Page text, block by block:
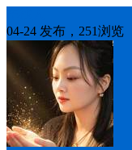
04-24 发布，251浏览